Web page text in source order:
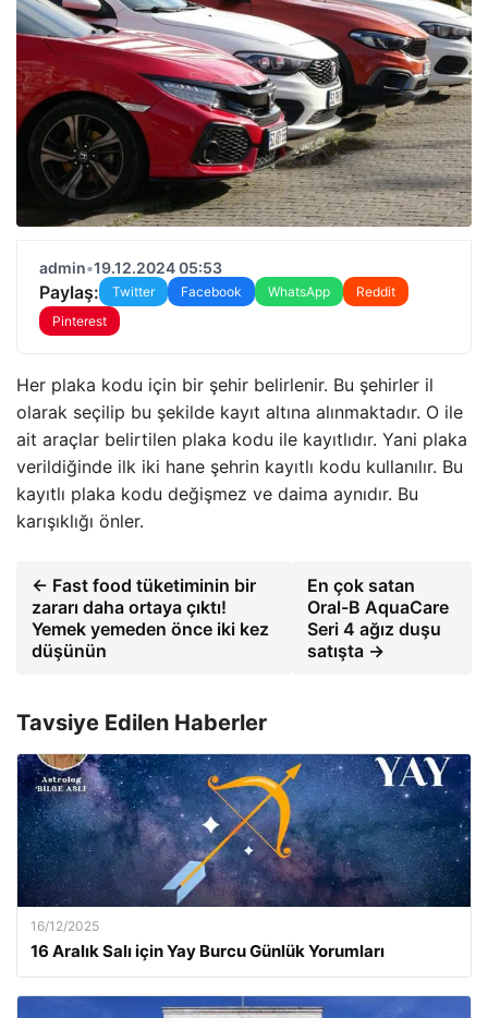
admin•19.12.2024 05:53
Paylaş: Twitter Facebook WhatsApp
Reddit
Pinterest
Her plaka kodu için bir şehir belirlenir. Bu şehirler il
olarak seçilip bu şekilde kayıt altına alınmaktadır. O ile
ait araçlar belirtilen plaka kodu ile kayıtlıdır. Yani plaka
verildiğinde ilk iki hane şehrin kayıtlı kodu kullanılır. Bu
kayıtlı plaka kodu değişmez ve daima aynıdır. Bu
karışıklığı önler.
← Fast food tüketiminin bir
zararı daha ortaya çıktı!
Yemek yemeden önce iki kez
düşünün
En çok satan
Oral-B AquaCare
Seri 4 ağız duşu
satışta →
Tavsiye Edilen Haberler
16/12/2025
16 Aralık Salı için Yay Burcu Günlük Yorumları